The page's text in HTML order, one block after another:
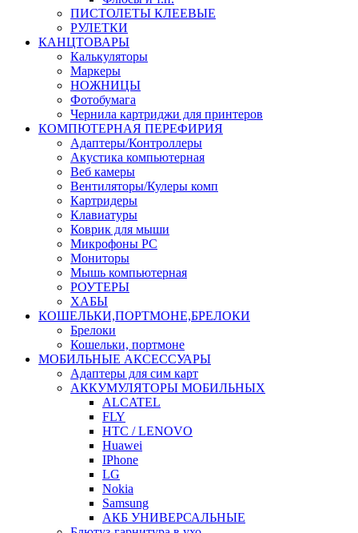
ПИСТОЛЕТЫ КЛЕЕВЫЕ
РУЛЕТКИ
КАНЦТОВАРЫ
Калькуляторы
Маркеры
НОЖНИЦЫ
Фотобумага
Чернила картриджи для принтеров
КОМПЮТЕРНАЯ ПЕРЕФИРИЯ
Адаптеры/Контроллеры
Акустика компьютерная
Веб камеры
Вентиляторы/Кулеры комп
Картридеры
Клавиатуры
Коврик для мыши
Микрофоны PC
Мониторы
Мышь компьютерная
РОУТЕРЫ
ХАБЫ
КОШЕЛЬКИ,ПОРТМОНЕ,БРЕЛОКИ
Брелоки
Кошельки, портмоне
МОБИЛЬНЫЕ АКСЕССУАРЫ
Адаптеры для сим карт
АККУМУЛЯТОРЫ МОБИЛЬНЫХ
ALCATEL
FLY
HTC / LENOVO
Huawei
IPhone
LG
Nokia
Samsung
АКБ УНИВЕРСАЛЬНЫЕ